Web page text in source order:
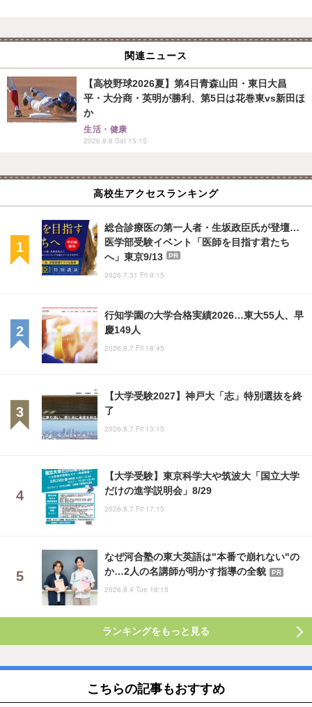
関連ニュース
【高校野球2026夏】第4日青森山田・東日大昌
平・大分商・英明が勝利、第5日は花巻東vs新田ほ
か
生活・健康
2026.8.8 Sat 15:15
高校生アクセスランキング
総合診療医の第一人者・生坂政臣氏が登壇…
医学部受験イベント「医師を目指す君たち
へ」東京9/13
PR
2026.7.31 Fri 9:15
行知学園の大学合格実績2026…東大55人、早
慶149人
2026.8.7 Fri 18:45
【大学受験2027】神戸大「志」特別選抜を終
了
2026.8.7 Fri 13:15
【大学受験】東京科学大や筑波大「国立大学
だけの進学説明会」8/29
2026.8.7 Fri 17:15
なぜ河合塾の東大英語は"本番で崩れない"の
か…2人の名講師が明かす指導の全貌
PR
2026.8.4 Tue 18:15
ランキングをもっと見る
こちらの記事もおすすめ